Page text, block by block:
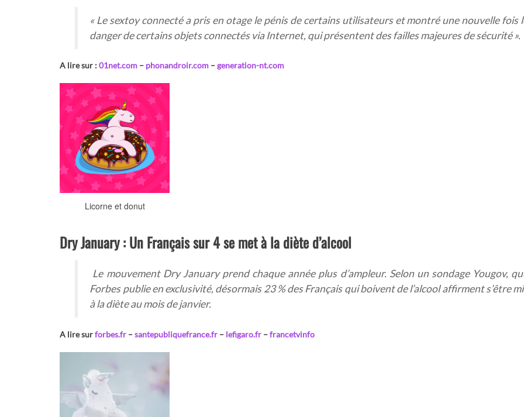
« Le sextoy connecté a pris en otage le pénis de certains utilisateurs et montré une nouvelle fois
danger de certains objets connectés via Internet, qui présentent des failles majeures de sécurité».
A lire sur :01net.com – phonandroir.com –generation-nt.com
Licorne et donut
Dry January : Un Français sur 4 se met à la diète d’alcool
Le mouvement Dry January prend chaque année plus d’ampleur. Selon un sondage Yougov,
Forbes publie en exclusivité, désormais 23 % des Français qui boivent de l’alcool affirment s’être
à la diète au mois de janvier.
A lire surforbes.fr –santepubliquefrance.fr – lefigaro.fr –francetvinfo